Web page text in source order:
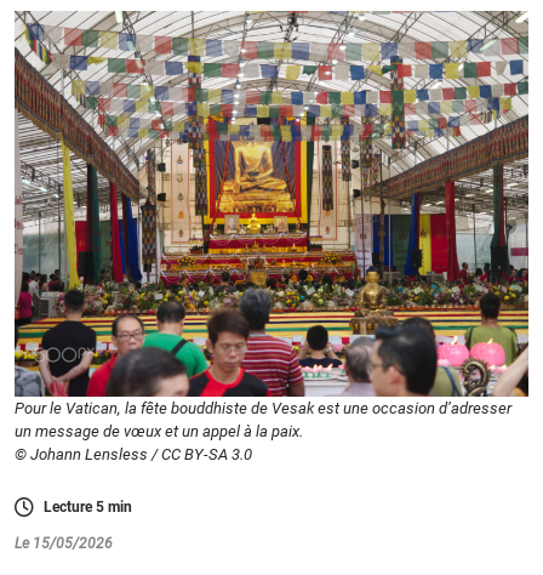
Pour le Vatican, la fête bouddhiste de Vesak est une occasion d’adresser
un message de vœux et un appel à la paix.
© Johann Lensless / CC BY-SA 3.0
Lecture5 min
Le 15/05/2026